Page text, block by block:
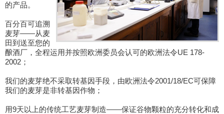
的产品。
百分百可追溯
麦芽——从麦
田到送至您的
酿酒厂，全程运用并按照欧洲委员会认可的欧洲法令UE 178-
2002；
我们的麦芽绝不采取转基因手段，由欧洲法令2001/18/EC可保障
我们的麦芽是非转基因作物；
用9天以上的传统工艺麦芽制造——保证谷物颗粒的充分转化和成